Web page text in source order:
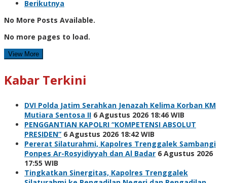
Berikutnya
No More Posts Available.
No more pages to load.
View More
Kabar Terkini
DVI Polda Jatim Serahkan Jenazah Kelima Korban KM
Mutiara Sentosa II 6 Agustus 2026 18:46 WIB
PENGGANTIAN KAPOLRI “KOMPETENSI ABSOLUT
PRESIDEN” 6 Agustus 2026 18:42 WIB
Pererat Silaturahmi, Kapolres Trenggalek Sambangi
Ponpes Ar-Rosyidiyyah dan Al Badar 6 Agustus 2026
17:55 WIB
Tingkatkan Sinergitas, Kapolres Trenggalek